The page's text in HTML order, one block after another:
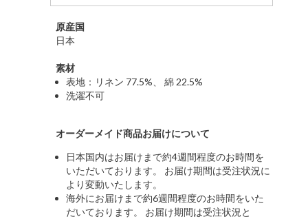
原産国
日本
素材
表地：リネン 77.5%、 綿 22.5%
洗濯不可
オーダーメイド商品お届けについて
日本国内はお届けまで約4週間程度のお時間を
いただいております。 お届け期間は受注状況に
より変動いたします。
海外にお届けまで約6週間程度のお時間をいた
だいております。 お届け期間は受注状況と